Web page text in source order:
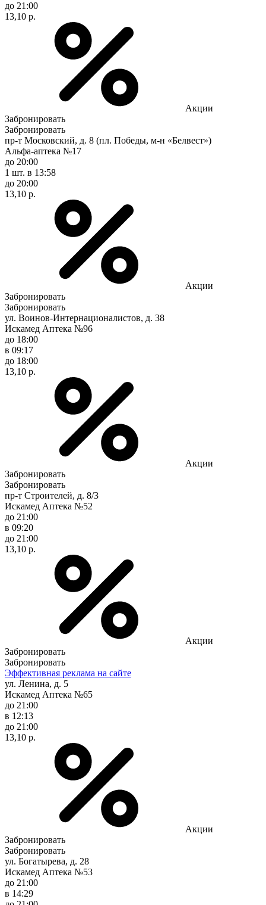
до 21:00
13,10 р.
Акции
Забронировать
Забронировать
пр-т Московский, д. 8 (пл. Победы, м-н «Белвест»)
Альфа-аптека №17
до 20:00
1 шт. в 13:58
до 20:00
13,10 р.
Акции
Забронировать
Забронировать
ул. Воинов-Интернационалистов, д. 38
Искамед Аптека №96
до 18:00
в 09:17
до 18:00
13,10 р.
Акции
Забронировать
Забронировать
пр-т Строителей, д. 8/3
Искамед Аптека №52
до 21:00
в 09:20
до 21:00
13,10 р.
Акции
Забронировать
Забронировать
Эффективная реклама на сайте
ул. Ленина, д. 5
Искамед Аптека №65
до 21:00
в 12:13
до 21:00
13,10 р.
Акции
Забронировать
Забронировать
ул. Богатырева, д. 28
Искамед Аптека №53
до 21:00
в 14:29